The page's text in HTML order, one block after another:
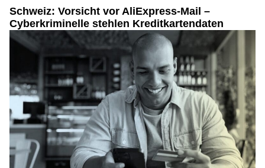
Schweiz: Vorsicht vor AliExpress-Mail –
Cyberkriminelle stehlen Kreditkartendaten